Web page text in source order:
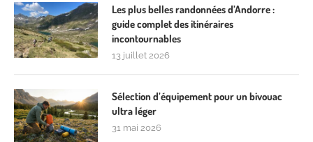
Les plus belles randonnées d’Andorre :
guide complet des itinéraires
incontournables
13 juillet 2026
Sélection d’équipement pour un bivouac
ultra léger
31 mai 2026